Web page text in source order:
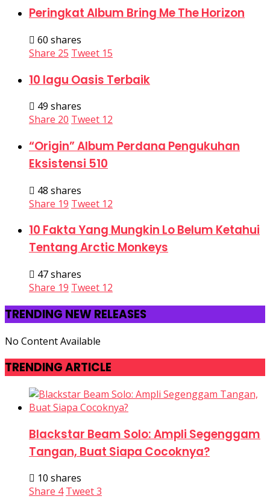
Peringkat Album Bring Me The Horizon
60 shares
Share 25 Tweet 15
10 lagu Oasis Terbaik
49 shares
Share 20 Tweet 12
“Origin” Album Perdana Pengukuhan
Eksistensi 510
48 shares
Share 19 Tweet 12
10 Fakta Yang Mungkin Lo Belum Ketahui
Tentang Arctic Monkeys
47 shares
Share 19 Tweet 12
TRENDING NEW RELEASES
No Content Available
TRENDING ARTICLE
Blackstar Beam Solo: Ampli Segenggam
Tangan, Buat Siapa Cocoknya?
10 shares
Share 4 Tweet3